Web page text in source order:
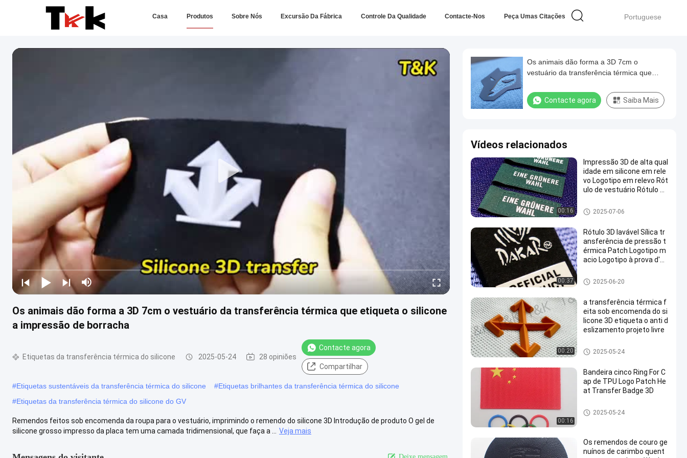
Portuguese
Casa Produtos Sobre Nós Excursão Da Fábrica Controle Da Qualidade Contacte-Nos Peça Umas Citações
Os animais dão forma a 3D 7cm o vestuário da transferência térmica que etiqueta o silicone
a impressão de borracha
Etiquetas da transferência térmica do silicone 2025-05-24 28 opiniões
Contacte agora
Compartilhar
#Etiquetas sustentáveis da transferência térmica do silicone #Etiquetas brilhantes da transferência térmica do silicone
#Etiquetas da transferência térmica do silicone do GV
Remendos feitos sob encomenda da roupa para o vestuário, imprimindo o remendo do silicone 3D Introdução de produto O gel de
silicone grosso impresso da placa tem uma camada tridimensional, que faça a ...
Veja mais
Deixe mensagem.
Os animais dão forma a 3D 7cm o
vestuário da transferência térmica que
borracha
Contacte agora Saiba Mais
Vídeos relacionados
00:16
Impressão 3D de alta qual
idade em silicone em rele
vo Logotipo em relevo Rót
ulo de vestuário Rótulo de
calor para uso de roupas
Etiquetas da transferência tér
mica do silicone
2025-07-06
00:37
Rótulo 3D lavável Sílica tr
ansferência de pressão t
érmica Patch Logotipo m
acio Logotipo à prova d'ág
s sapatos
Etiquetas da transferência tér
mica do silicone
2025-06-20
00:20
a transferência térmica f
eita sob encomenda do si
licone 3D etiqueta o anti d
eslizamento projeto livre
Etiquetas da transferência tér
mica do silicone
2025-05-24
00:16
Bandeira cinco Ring For C
ap de TPU Logo Patch He
at Transfer Badge 3D
Remendos feitos sob encome
nda da roupa
2025-05-24
Os remendos de couro ge
nuínos de carimbo quent